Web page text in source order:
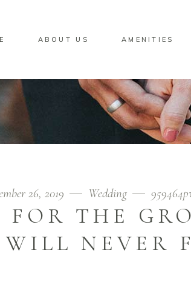
ABOUT US AMENITIES
26, 2019 Wedding
THE
NEVER